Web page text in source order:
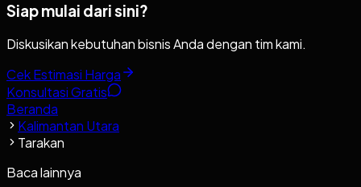
Siap mulai dari sini?
Diskusikan kebutuhan bisnis Anda dengan tim kami.
Cek Estimasi Harga
Konsultasi Gratis
Beranda
Kalimantan Utara
Tarakan
Baca lainnya